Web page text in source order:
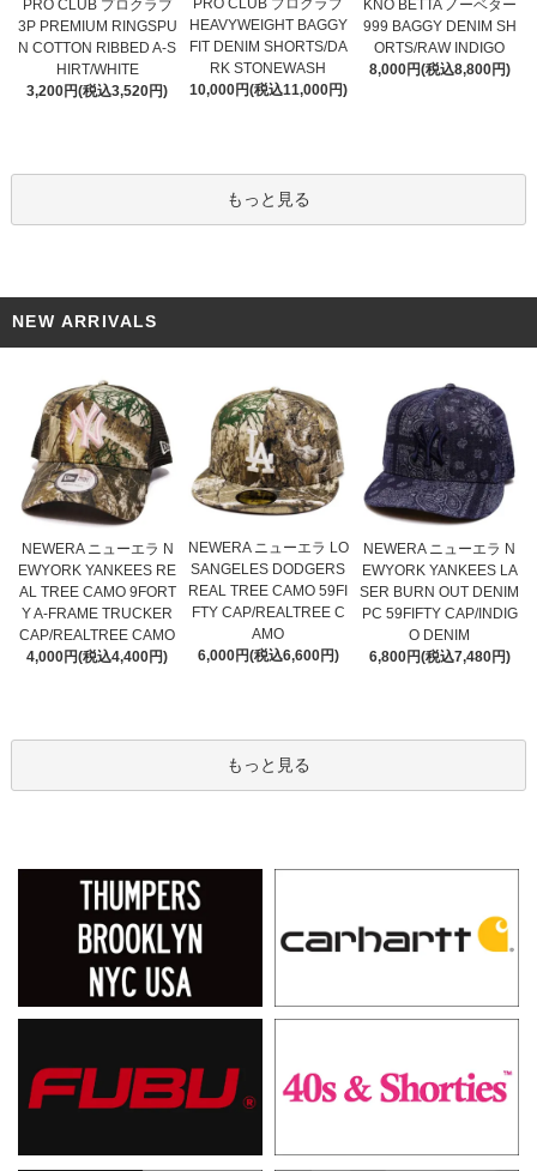
PRO CLUB プロクラブ
3P PREMIUM RINGSPU
N COTTON RIBBED A-S
HIRT/WHITE
3,200円(税込3,520円)
PRO CLUB プロクラブ
HEAVYWEIGHT BAGGY
FIT DENIM SHORTS/DA
RK STONEWASH
10,000円(税込11,000円)
KNO BETTA ノーベター
999 BAGGY DENIM SH
ORTS/RAW INDIGO
8,000円(税込8,800円)
もっと見る
NEW ARRIVALS
NEWERA ニューエラ N
EWYORK YANKEES RE
AL TREE CAMO 9FORT
Y A-FRAME TRUCKER
CAP/REALTREE CAMO
4,000円(税込4,400円)
NEWERA ニューエラ LO
SANGELES DODGERS
REAL TREE CAMO 59FI
FTY CAP/REALTREE C
AMO
6,000円(税込6,600円)
NEWERA ニューエラ N
EWYORK YANKEES LA
SER BURN OUT DENIM
PC 59FIFTY CAP/INDIG
O DENIM
6,800円(税込7,480円)
もっと見る